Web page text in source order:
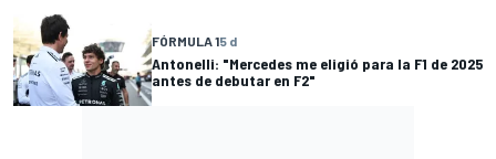
FÓRMULA 15 d
Antonelli: "Mercedes me eligió para la F1 de 2025
antes de debutar en F2"